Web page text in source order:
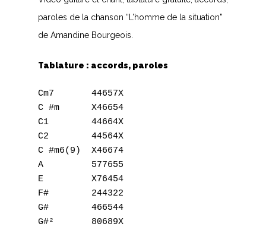
paroles de la chanson “L’homme de la situation”
de Amandine Bourgeois.
Tablature : accords, paroles
Cm7       44657X
C #m      X46654
C1        44664X
C2        44564X
C #m6(9)  X46674
A         577655
E         X76454
F#        244322
G#        466544
G#²       80689X